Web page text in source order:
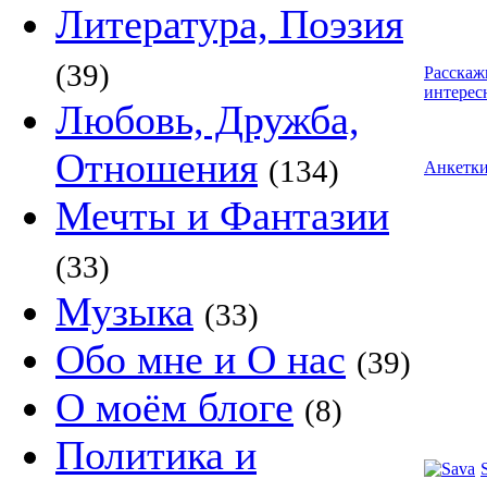
Литература, Поэзия
(39)
Любовь, Дружба,
Отношения (134)
Мечты и Фантазии
(33)
Музыка (33)
Обо мне и О нас (39)
О моём блоге (8)
Политика и